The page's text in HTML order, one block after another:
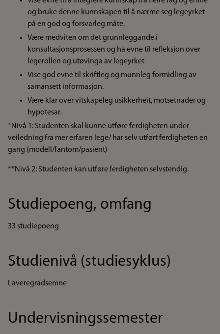
og bruke denne kunnskapen til å nærme seg legeyrket
på en god og forsvarleg måte.
Være medviten om det grunnleggande i
konsultasjonsprosessen og ha evne til refleksjon over
legerollen og utøvinga av legeyrket
Vise god evne til skriftleg og munnleg formidling av
samansett informasjon.
Være klar over vitskapeleg usikkerheit, motsetnader og
hypotesar.
*Nivå 1: Studenten skal kunne utføre ferdigheten under
veiledning fra mer erfaren lege/ har selv utført ferdigheten en
gang (modell/fantom/pasient)
**Nivå 2: Studenten kan utføre ferdigheten selvstendig.
Studiepoeng, omfang
33 studiepoeng
Studienivå (studiesyklus)
Laveregradsemne
Undervisningssemester